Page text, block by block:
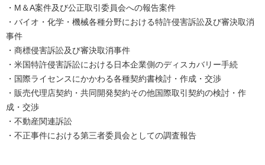
・M＆A案件及び公正取引委員会への報告案件
・バイオ・化学・機械各種分野における特許侵害訴訟及び審決取消
事件
・商標侵害訴訟及び審決取消事件
・米国特許侵害訴訟における日本企業側のディスカバリー手続
・国際ライセンスにかかわる各種契約書検討・作成・交渉
・販売代理店契約・共同開発契約その他国際取引契約の検討・作
成・交渉
・不動産関連訴訟
・不正事件における第三者委員会としての調査報告